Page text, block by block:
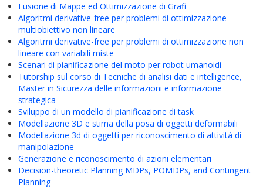
Fusione di Mappe ed Ottimizzazione di Grafi
Algoritmi derivative-free per problemi di ottimizzazione
multiobiettivo non lineare
Algoritmi derivative-free per problemi di ottimizzazione non
lineare con variabili miste
Scenari di pianificazione del moto per robot umanoidi
Tutorship sul corso di Tecniche di analisi dati e intelligence,
Master in Sicurezza delle informazioni e informazione
strategica
Sviluppo di un modello di pianificazione di task
Modellazione 3D e stima della posa di oggetti deformabili
Modellazione 3d di oggetti per riconoscimento di attività di
manipolazione
Generazione e riconoscimento di azioni elementari
Decision-theoretic Planning MDPs, POMDPs, and Contingent
Planning